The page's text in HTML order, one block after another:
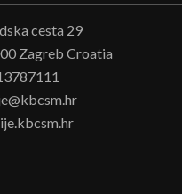
cesta 29
Zagreb Croatia